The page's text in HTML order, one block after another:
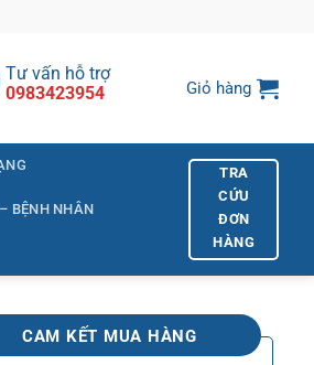
Tư vấn hỗ trợ
0983423954
Giỏ hàng
BỆNH NHÂN
TRA
CỨU
ĐƠN
HÀNG
CAM KẾT MUA HÀNG